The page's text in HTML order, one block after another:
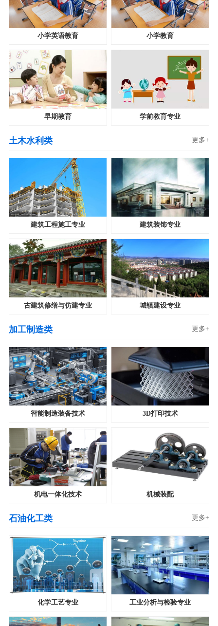
小学英语教育 小学教育
早期教育 学前教育专业
更多+
土木水利类
建筑工程施工专业 建筑装饰专业
古建筑修缮与仿建专业 城镇建设专业
更多+
加工制造类
智能制造装备技术 3D打印技术
机电一体化技术 机械装配
更多+
石油化工类
化学工艺专业 工业分析与检验专业